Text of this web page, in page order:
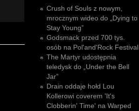
Crush of Souls z nowym,
mrocznym wideo do „Dying to
Stay Young”
Godsmack przed 700 tys.
osób na Pol'and'Rock Festival
The Martyr udostępnia
teledysk do „Under the Bell
Jar”
Drain oddaje hołd Lou
Kollerowi coverem 'It's
Clobberin' Time' na Warped